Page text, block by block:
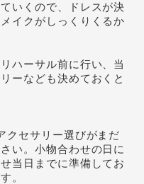
いくので、ドレスが決
イクがしっくりくるか
ハーサル前に行い、当
ーなども決めておくと
クセサリー選びがまだ
い。小物合わせの日に
当日までに準備してお
。